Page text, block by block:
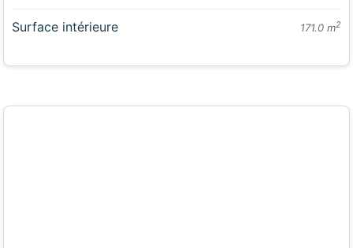
Surface intérieure 171.0 m2